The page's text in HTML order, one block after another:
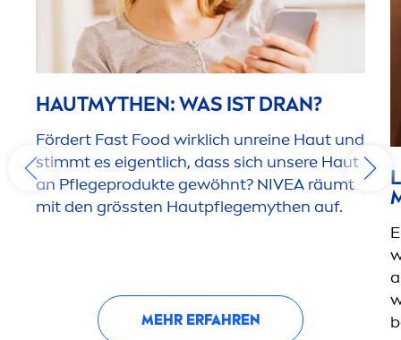
HAUTMYTHEN: WAS IST DRAN?
Fördert Fast Food wirklich unreine Haut und
stimmt es eigentlich, dass sich unsere Haut
an Pflegeprodukte gewöhnt? NIVEA räumt
mit den grössten Hautpflegemythen auf.
MEHR ERFAHREN